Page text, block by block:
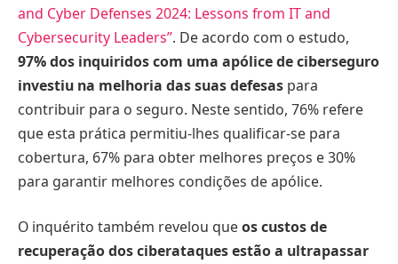
and Cyber Defenses 2024: Lessons from IT and
Cybersecurity Leaders”. De acordo com o estudo,
97% dos inquiridos com uma apólice de ciberseguro
investiu na melhoria das suas defesas para
contribuir para o seguro. Neste sentido, 76% refere
que esta prática permitiu-lhes qualificar-se para
cobertura, 67% para obter melhores preços e 30%
para garantir melhores condições de apólice.
O inquérito também revelou queos custos de
recuperação dos ciberataques estão a ultrapassar